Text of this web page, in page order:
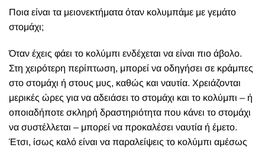
Ποια είναι τα μειονεκτήματα όταν κολυμπάμε με γεμάτο
στομάχι;
Όταν έχεις φάει το κολύμπι ενδέχεται να είναι πιο άβολο.
Στη χειρότερη περίπτωση, μπορεί να οδηγήσει σε κράμπες
στο στομάχι ή στους μυς, καθώς και ναυτία. Χρειάζονται
μερικές ώρες για να αδειάσει το στομάχι και το κολύμπι – ή
οποιαδήποτε σκληρή δραστηριότητα που κάνει το στομάχι
να συστέλλεται – μπορεί να προκαλέσει ναυτία ή έμετο.
Έτσι, ίσως καλό είναι να παραλείψεις το κολύμπι αμέσως